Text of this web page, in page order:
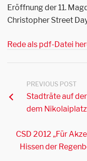
Eröffnung der 11.
Christopher Street
Rede als pdf-Datei
PREVIOUS POST
Stadträte auf
dem Nikolaiplatz
CSD 2012 „Für
Hissen der